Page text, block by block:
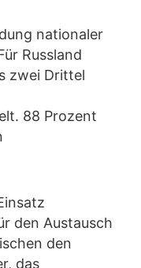
nationaler
Russland
zwei Drittel
88 Prozent
den Austausch
den
das